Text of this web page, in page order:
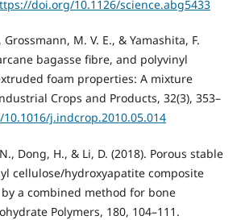
doi.org/10.1126/science.abg5433
M. V. E., & Yamashita, F.
bagasse fibre, and polyvinyl
foam properties: A mixture
Crops and Products, 32(3), 353–
j.indcrop.2010.05.014
Dong, H., & Li, D. (2018). Porous stable
cellulose/hydroxyapatite composite
a combined method for bone
Polymers, 180, 104–111.